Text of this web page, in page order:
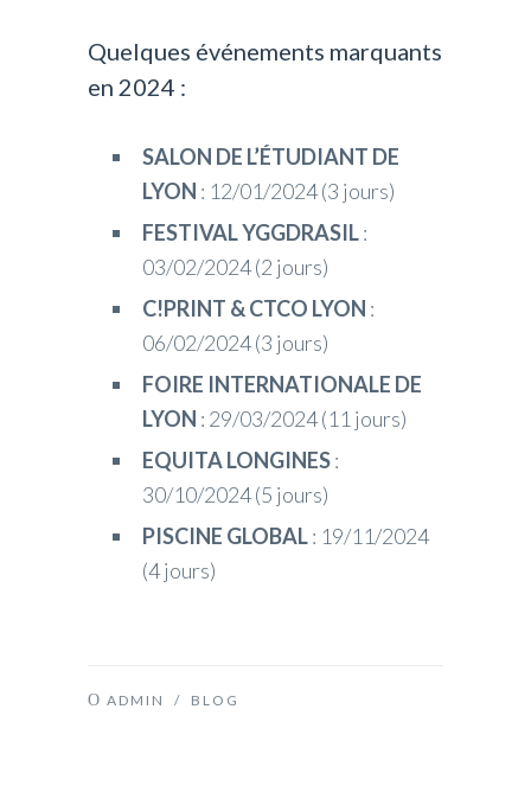
Quelques événements marquants
en 2024 :
SALON DE L’ÉTUDIANT DE
LYON : 12/01/2024 (3 jours)
FESTIVAL YGGDRASIL:
03/02/2024 (2 jours)
C!PRINT & CTCO LYON :
06/02/2024 (3 jours)
FOIRE INTERNATIONALE DE
LYON : 29/03/2024 (11 jours)
EQUITA LONGINES:
30/10/2024 (5 jours)
PISCINE GLOBAL: 19/11/2024
(4 jours)
ADMIN / BLOG